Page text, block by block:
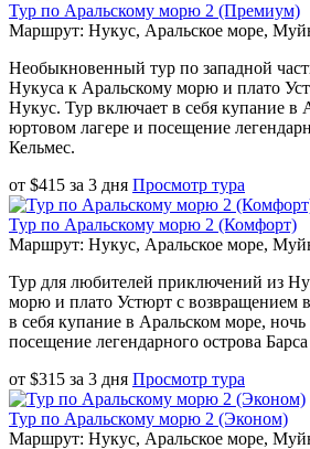
Тур по Аральскому морю 2 (Премиум)
Маршрут: Нукус, Аральское море,
Необыкновенный тур по западной
Нукуса к Аральскому морю и плато
Нукус. Тур включает в себя купание в
юртовом лагере и посещение
Кельмес.
от $415 за 3 дня Просмотр тура
Тур по Аральскому морю 2 (Комфорт)
Маршрут: Нукус, Аральское море,
Тур для любителей приключений из
морю и плато Устюрт с возвращением
в себя купание в Аральском море,
посещение легендарного острова
от $315 за 3 дня Просмотр тура
Тур по Аральскому морю 2 (Эконом)
Маршрут: Нукус, Аральское море,